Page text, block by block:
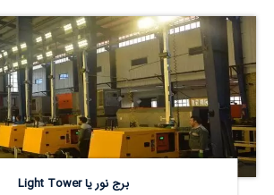
برج نور یا Light Tower